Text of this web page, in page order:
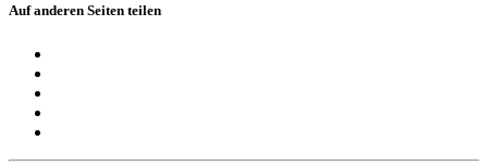
Auf anderen Seiten teilen